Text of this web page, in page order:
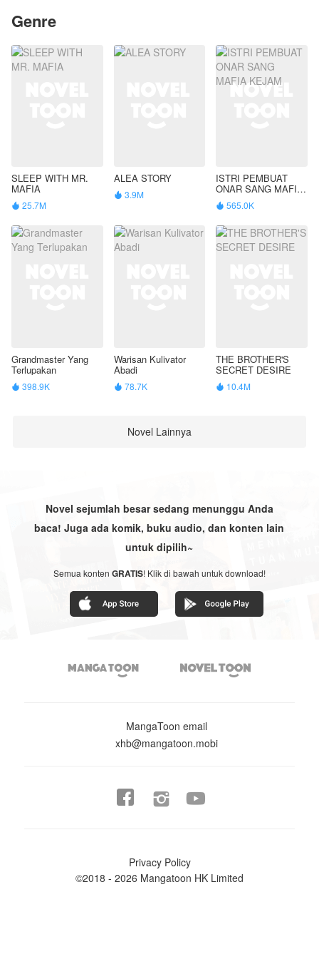
Genre
SLEEP WITH MR.
MAFIA
 25.7M
ALEA STORY
 3.9M
ISTRI PEMBUAT
ONAR SANG MAFIA
KEJAM
 565.0K
Grandmaster Yang
Terlupakan
 398.9K
Warisan Kulivator
Abadi
 78.7K
THE BROTHER'S
SECRET DESIRE
 10.4M
Novel Lainnya
Novel sejumlah besar sedang menunggu Anda
baca! Juga ada komik, buku audio, dan konten lain
untuk dipilih~
Semua konten GRATIS! Klik di bawah untuk download!
 
MangaToon email
xhb@mangatoon.mobi
 
Privacy Policy
©2018 - 2026 Mangatoon HK Limited